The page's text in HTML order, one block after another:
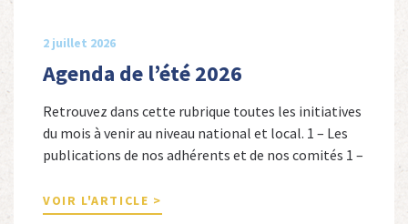
2 juillet 2026
Agenda de l’été 2026
Retrouvez dans cette rubrique toutes les initiatives
du mois à venir au niveau national et local. 1 – Les
publications de nos adhérents et de nos comités 1 –
Cordeboeuf, Christophe Touron et Agnès Dioné,
Nouvelles Sources Éditions, 2026. Ils venaient
VOIR L'ARTICLE >